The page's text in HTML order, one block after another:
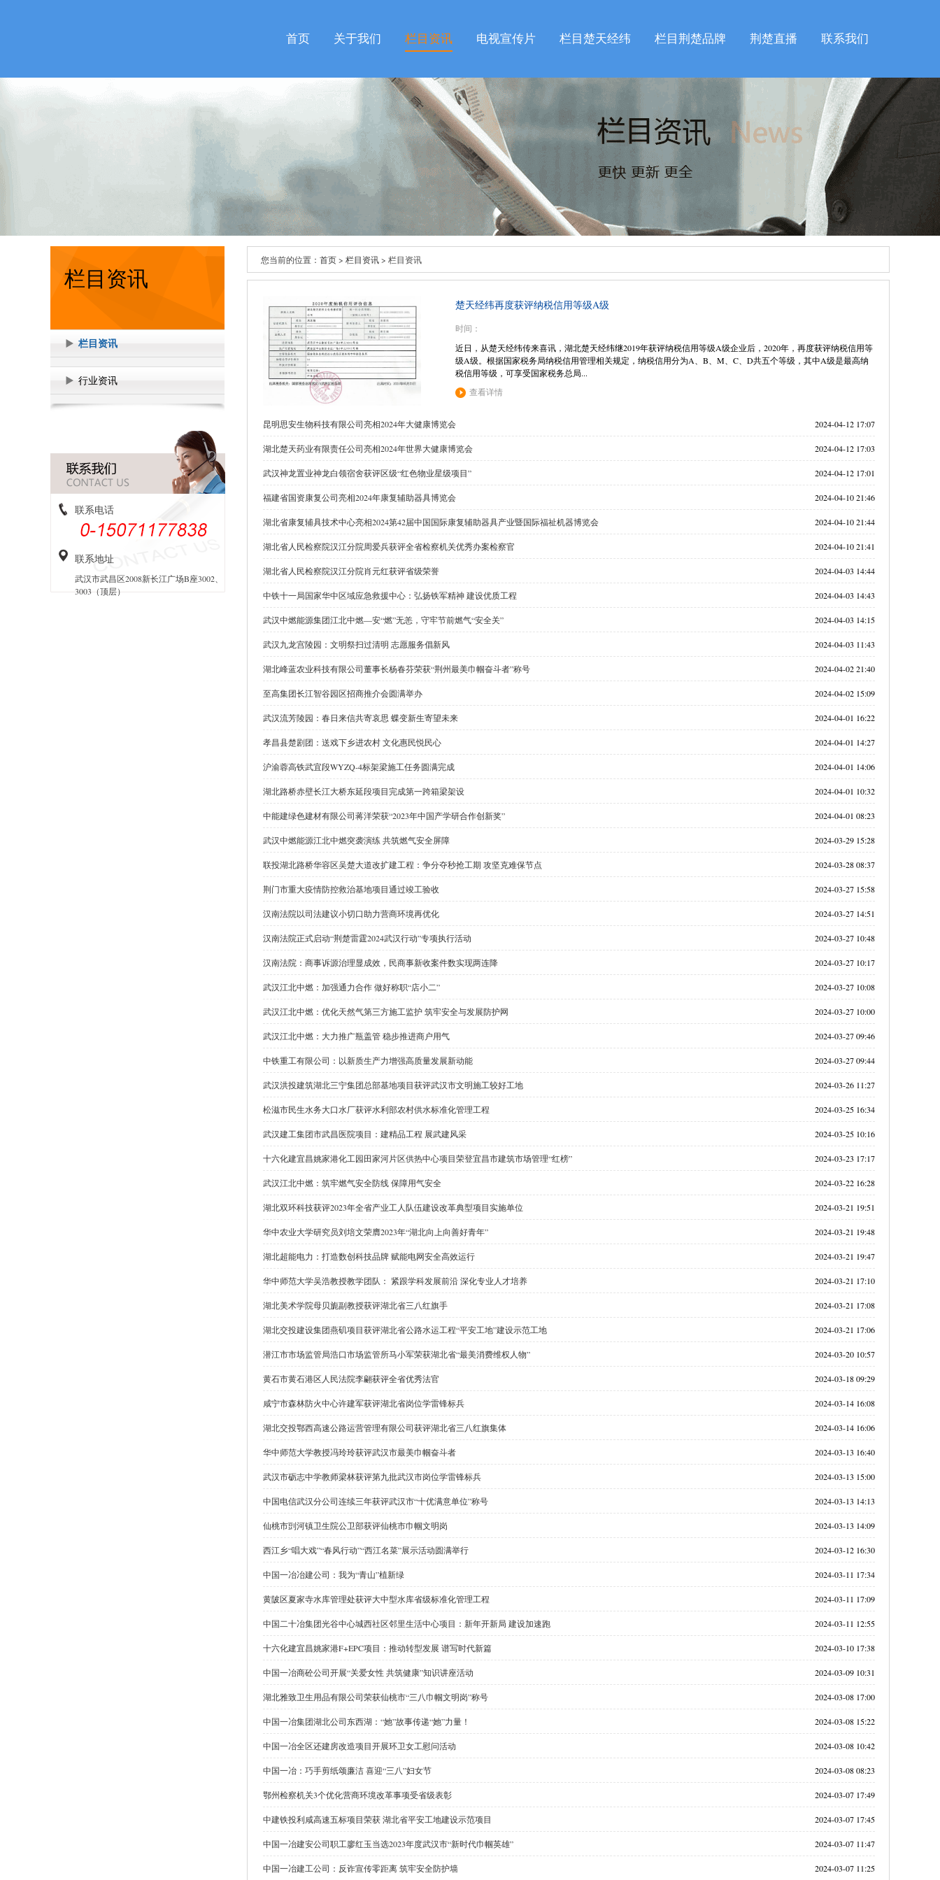
首页 关于我们 栏目资讯 电视宣传片 栏目楚天经纬 栏目荆楚品牌 荆楚直播 联系我们
栏目资讯
栏目资讯
行业资讯
联系电话
联系地址
武汉市武昌区2008新长江广场B座3002、
3003（顶层）
您当前的位置： 首页> 栏目资讯> 栏目资讯
楚天经纬再度获评纳税信用等级A级
时间：
近日，从楚天经纬传来喜讯，湖北楚天经纬继2019年获评纳税信用等级A级企业后，2020年，再度获评纳税信用等
级A级。根据国家税务局纳税信用管理相关规定，纳税信用分为A、B、M、C、D共五个等级，其中A级是最高纳
税信用等级，可享受国家税务总局...
查看详情
昆明思安生物科技有限公司亮相2024年大健康博览会 2024-04-12 17:07
湖北楚天药业有限责任公司亮相2024年世界大健康博览会 2024-04-12 17:03
武汉神龙置业神龙白领宿舍获评区级“红色物业星级项目” 2024-04-12 17:01
福建省国资康复公司亮相2024年康复辅助器具博览会 2024-04-10 21:46
湖北省康复辅具技术中心亮相2024第42届中国国际康复辅助器具产业暨国际福祉机器博览会 2024-04-10 21:44
湖北省人民检察院汉江分院周爱兵获评全省检察机关优秀办案检察官 2024-04-10 21:41
湖北省人民检察院汉江分院肖元红获评省级荣誉 2024-04-03 14:44
中铁十一局国家华中区域应急救援中心：弘扬铁军精神 建设优质工程 2024-04-03 14:43
武汉中燃能源集团江北中燃—安“燃”无恙，守牢节前燃气“安全关” 2024-04-03 14:15
武汉九龙宫陵园：文明祭扫过清明 志愿服务倡新风 2024-04-03 11:43
湖北峰蓝农业科技有限公司董事长杨春芬荣获“荆州最美巾帼奋斗者”称号 2024-04-02 21:40
至高集团长江智谷园区招商推介会圆满举办 2024-04-02 15:09
武汉流芳陵园：春日来信共寄哀思 蝶变新生寄望未来 2024-04-01 16:22
孝昌县楚剧团：送戏下乡进农村 文化惠民悦民心 2024-04-01 14:27
沪渝蓉高铁武宜段WYZQ-4标架梁施工任务圆满完成 2024-04-01 14:06
湖北路桥赤壁长江大桥东延段项目完成第一跨箱梁架设 2024-04-01 10:32
中能建绿色建材有限公司蒋洋荣获“2023年中国产学研合作创新奖” 2024-04-01 08:23
武汉中燃能源江北中燃突袭演练 共筑燃气安全屏障 2024-03-29 15:28
联投湖北路桥华容区吴楚大道改扩建工程：争分夺秒抢工期 攻坚克难保节点 2024-03-28 08:37
荆门市重大疫情防控救治基地项目通过竣工验收 2024-03-27 15:58
汉南法院以司法建议小切口助力营商环境再优化 2024-03-27 14:51
汉南法院正式启动“荆楚雷霆2024武汉行动”专项执行活动 2024-03-27 10:48
汉南法院：商事诉源治理显成效，民商事新收案件数实现两连降 2024-03-27 10:17
武汉江北中燃：加强通力合作 做好称职“店小二” 2024-03-27 10:08
武汉江北中燃：优化天然气第三方施工监护 筑牢安全与发展防护网 2024-03-27 10:00
武汉江北中燃：大力推广瓶盖管 稳步推进商户用气 2024-03-27 09:46
中铁重工有限公司：以新质生产力增强高质量发展新动能 2024-03-27 09:44
武汉洪投建筑湖北三宁集团总部基地项目获评武汉市文明施工较好工地 2024-03-26 11:27
松滋市民生水务大口水厂获评水利部农村供水标准化管理工程 2024-03-25 16:34
武汉建工集团市武昌医院项目：建精品工程 展武建风采 2024-03-25 10:16
十六化建宜昌姚家港化工园田家河片区供热中心项目荣登宜昌市建筑市场管理“红榜” 2024-03-23 17:17
武汉江北中燃：筑牢燃气安全防线 保障用气安全 2024-03-22 16:28
湖北双环科技获评2023年全省产业工人队伍建设改革典型项目实施单位 2024-03-21 19:51
华中农业大学研究员刘培文荣膺2023年“湖北向上向善好青年” 2024-03-21 19:48
湖北超能电力：打造数创科技品牌 赋能电网安全高效运行 2024-03-21 19:47
华中师范大学吴浩教授教学团队： 紧跟学科发展前沿 深化专业人才培养 2024-03-21 17:10
湖北美术学院母贝旎副教授获评湖北省三八红旗手 2024-03-21 17:08
湖北交投建设集团燕矶项目获评湖北省公路水运工程“平安工地”建设示范工地 2024-03-21 17:06
潜江市市场监管局浩口市场监管所马小军荣获湖北省“最美消费维权人物” 2024-03-20 10:57
黄石市黄石港区人民法院李翩获评全省优秀法官 2024-03-18 09:29
咸宁市森林防火中心许建军获评湖北省岗位学雷锋标兵 2024-03-14 16:08
湖北交投鄂西高速公路运营管理有限公司获评湖北省三八红旗集体 2024-03-14 16:06
华中师范大学教授冯玲玲获评武汉市最美巾帼奋斗者 2024-03-13 16:40
武汉市砺志中学教师梁林获评第九批武汉市岗位学雷锋标兵 2024-03-13 15:00
中国电信武汉分公司连续三年获评武汉市“十优满意单位”称号 2024-03-13 14:13
仙桃市剅河镇卫生院公卫部获评仙桃市巾帼文明岗 2024-03-13 14:09
西江乡“唱大戏”“春风行动”“西江名菜”展示活动圆满举行 2024-03-12 16:30
中国一冶冶建公司：我为“青山”植新绿 2024-03-11 17:34
黄陂区夏家寺水库管理处获评大中型水库省级标准化管理工程 2024-03-11 17:09
中国二十冶集团光谷中心城西社区邻里生活中心项目：新年开新局 建设加速跑 2024-03-11 12:55
十六化建宜昌姚家港F+EPC项目：推动转型发展 谱写时代新篇 2024-03-10 17:38
中国一冶商砼公司开展“关爱女性 共筑健康”知识讲座活动 2024-03-09 10:31
湖北雅致卫生用品有限公司荣获仙桃市“三八巾帼文明岗”称号 2024-03-08 17:00
中国一冶集团湖北公司东西湖：“她”故事传递“她”力量！ 2024-03-08 15:22
中国一冶全区还建房改造项目开展环卫女工慰问活动 2024-03-08 10:42
中国一冶：巧手剪纸颂廉洁 喜迎“三八”妇女节 2024-03-08 08:23
鄂州检察机关3个优化营商环境改革事项受省级表彰 2024-03-07 17:49
中建铁投利咸高速五标项目荣获 湖北省平安工地建设示范项目 2024-03-07 17:45
中国一冶建安公司职工廖红玉当选2023年度武汉市“新时代巾帼英雄” 2024-03-07 11:47
中国一冶建工公司：反诈宣传零距离 筑牢安全防护墙 2024-03-07 11:25